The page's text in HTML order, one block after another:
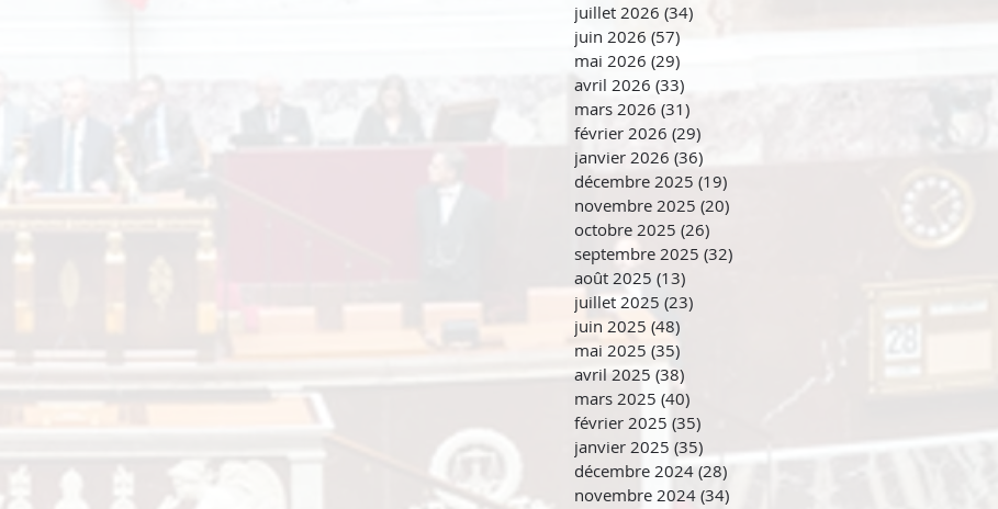
juillet 2026 (34)
juin 2026 (57)
mai 2026 (29)
avril 2026 (33)
mars 2026 (31)
février 2026 (29)
janvier 2026 (36)
décembre 2025 (19)
novembre 2025 (20)
octobre 2025 (26)
septembre 2025 (32)
août 2025 (13)
juillet 2025 (23)
juin 2025 (48)
mai 2025 (35)
avril 2025 (38)
mars 2025 (40)
février 2025 (35)
janvier 2025 (35)
décembre 2024 (28)
novembre 2024 (34)